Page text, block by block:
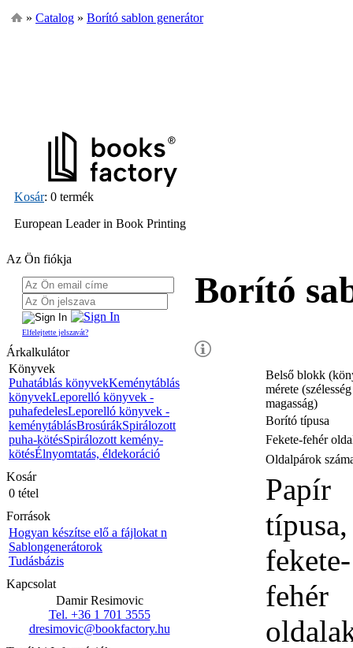
» Catalog » Borító sablon generátor
Kosár: 0 termék
European Leader in Book Printing
Az Ön fiókja
Elfelejtette jelszavát?
Árkalkulátor
Könyvek
Puhatáblás könyvekKeménytáblás
könyvekLeporelló könyvek -
puhafedelesLeporelló könyvek -
keménytáblásBrosúrákSpirálozott
puha-kötésSpirálozott kemény-
kötésÉlnyomtatás, éldekoráció
Kosár
0 tétel
Források
Hogyan készítse elő a fájlokat n
Sablongenerátorok
Tudásbázis
Kapcsolat
Damir Resimovic
Tel. +36 1 701 3555
dresimovic@bookfactory.hu
Borító
Belső blokk
mérete
magasság)
Borító típusa
Fekete-fehér
Oldalpárok
Papír
típusa,
fekete-
fehér